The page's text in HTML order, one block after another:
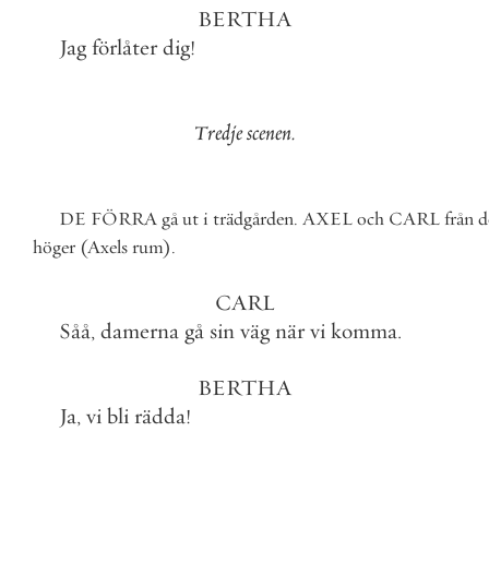
BERTHA
Jag förlåter dig!
Tredjescenen.
DE FÖRRA gåuti trädgården. AXELoch CARLfrån
höger (Axelsrum).
CARL
Såå, damerna gå sin väg när vi komma.
BERTHA
Ja, vi bli rädda!